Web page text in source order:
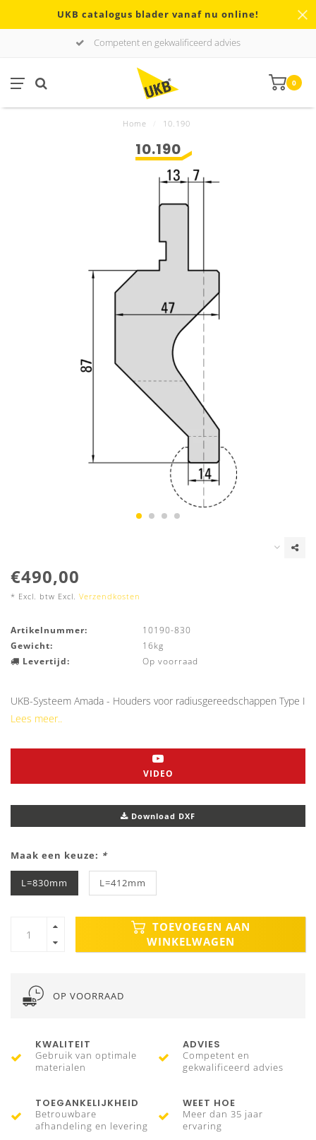
UKB catalogus blader vanaf nu online!
Competent en gekwalificeerd advies
0
Home 10.190
10.190
€490,00
* Excl. btw Excl. Verzendkosten
Artikelnummer:
10190-830
Gewicht:
16kg
Levertijd:
Op voorraad
UKB-Systeem Amada - Houders voor radiusgereedschappen Type I
Lees meer..
VIDEO
Download DXF
Maak een keuze: *
L=830mm L=412mm
TOEVOEGEN AAN
WINKELWAGEN
OP VOORRAAD
KWALITEIT
Gebruik van optimale
materialen
ADVIES
Competent en
gekwalificeerd advies
TOEGANKELIJKHEID
Betrouwbare
afhandeling en levering
WEET HOE
Meer dan 35 jaar
ervaring